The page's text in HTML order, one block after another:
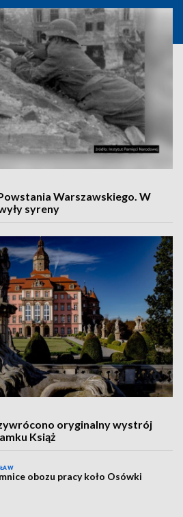
Warszawskiego. W
syreny
oryginalny wystrój
Książ
obozu pracy koło Osówki